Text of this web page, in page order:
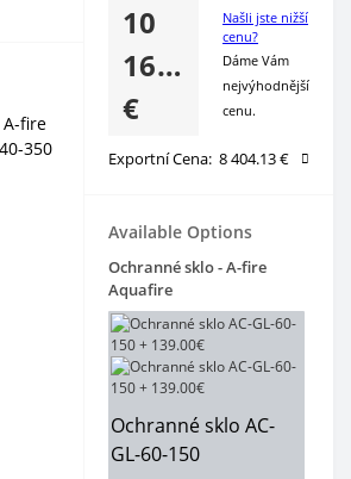
10
169.00
€
Našli jste nižší
cenu?
Dáme Vám
nejvýhodnější
cenu.
Exportní Cena: 8 404.13 €
Available Options
Ochranné sklo - A-fire
Aquafire
Ochranné sklo AC-
GL-60-150